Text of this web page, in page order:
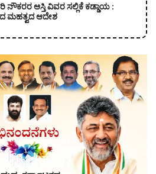
ನೌಕರರ ಆಸ್ತಿ ವಿವರ ಸಲ್ಲಿಕೆ ಕಡ್ಡಾಯ :
ಮಹತ್ವದ ಆದೇಶ